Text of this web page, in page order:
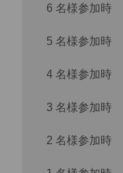
ツ
6 名様参加時
5 名様参加時
4 名様参加時
3 名様参加時
2 名様参加時